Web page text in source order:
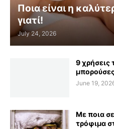
Ποια είναι η
γιατί!
July 24, 2026
9 χρήσεις
June 19,
Με ποια
τρόφιμα